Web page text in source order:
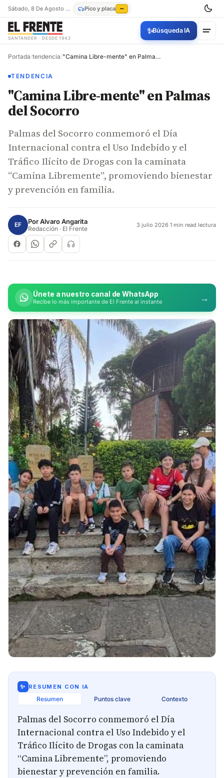
Sábado, 8 De Agosto De 2026 Pico y placa —
SANTANDER · DESDE 1942
✨Búsqueda IA
Portada/tendencia/ "Camina Libre-mente" en Palmas del Socorro
TENDENCIA
"Camina Libre-mente" en Palmas
del Socorro
Palmas del Socorro conmemoró el Día
Internacional contra el Uso Indebido y el
Tráfico Ilícito de Drogas con la caminata
“Camina Libremente”, promoviendo bienestar
y prevención en familia.
EF PorAlvaro Angarita
Redacción · El Frente 3 julio 2026·1 min read lectura
Únete a nuestro canal de WhatsApp
Recibe lo más importante de El Frente al instante →
✨ RESUMEN CON IA
Resumen Puntos clave Contexto
Palmas del Socorro conmemoró el Día
Internacional contra el Uso Indebido y el
Tráfico Ilícito de Drogas con la caminata
“Camina Libremente”, promoviendo
bienestar y prevención en familia.